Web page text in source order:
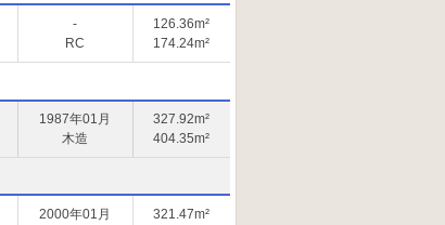
-
RC
126.36m²
174.24m²
1987年01月
木造
327.92m²
404.35m²
2000年01月
321.47m²